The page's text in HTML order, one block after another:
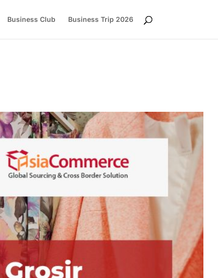
Business Club Business Trip 2026